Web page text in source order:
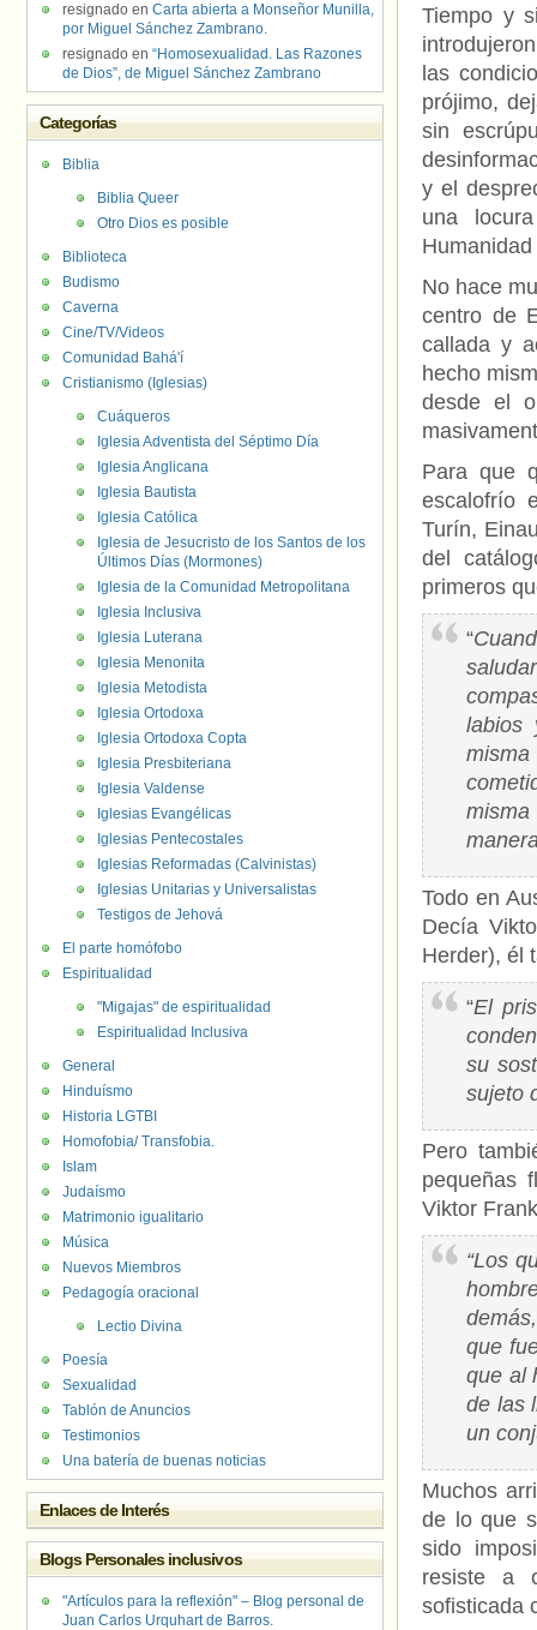
Tiempo y
las
prójimo,
sin
y el
una
No hace
centro de
callada y
hecho
desde el
Para que
escalofrío
Turín,
del
primeros
“
labios
Todo en
Decía
Herder), él
“El
su
sujeto
Pero
pequeñas
Viktor
“Los
que
que al
de las
un
Muchos
de lo que
sido
resiste a
sofisticada
resignado en Carta abierta a Monseñor Munilla,
por Miguel Sánchez Zambrano.
resignado en “Homosexualidad. Las Razones
de Dios”, de Miguel Sánchez Zambrano
Categorías
Biblia
Biblia Queer
Otro Dios es posible
Biblioteca
Budismo
Caverna
Cine/TV/Videos
Comunidad Bahá'í
Cristianismo (Iglesias)
Cuáqueros
Iglesia Adventista del Séptimo Día
Iglesia Anglicana
Iglesia Bautista
Iglesia Católica
Iglesia de Jesucristo de los Santos de los
Últimos Días (Mormones)
Iglesia de la Comunidad Metropolitana
Iglesia Inclusiva
Iglesia Luterana
Iglesia Menonita
Iglesia Metodista
Iglesia Ortodoxa
Iglesia Ortodoxa Copta
Iglesia Presbiteriana
Iglesia Valdense
Iglesias Evangélicas
Iglesias Pentecostales
Iglesias Reformadas (Calvinistas)
Iglesias Unitarias y Universalistas
Testigos de Jehová
El parte homófobo
Espiritualidad
"Migajas" de espiritualidad
Espiritualidad Inclusiva
General
Hinduísmo
Historia LGTBI
Homofobia/ Transfobia.
Islam
Judaísmo
Matrimonio igualitario
Música
Nuevos Miembros
Pedagogía oracional
Lectio Divina
Poesía
Sexualidad
Tablón de Anuncios
Testimonios
Una batería de buenas noticias
Enlaces de Interés
Blogs Personales inclusivos
"Artículos para la reflexión" – Blog personal de
Juan Carlos Urquhart de Barros.